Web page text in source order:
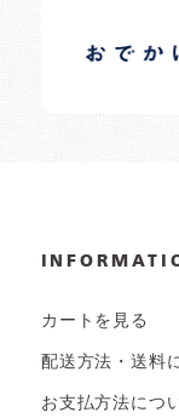
日常の様子など
カートを見る
配送方法・送料
お支払方法につ